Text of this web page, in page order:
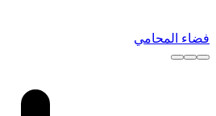
فضاء المحامي